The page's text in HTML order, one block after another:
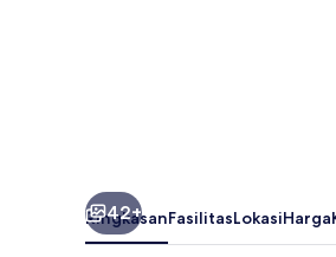
42+
RingkasanFasilitasLokasiHarga